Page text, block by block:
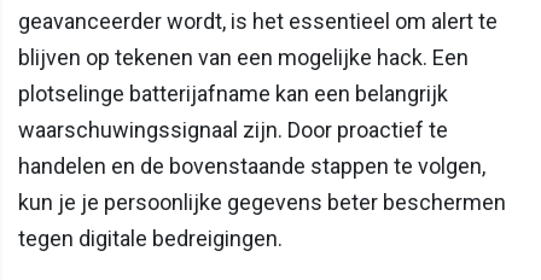
geavanceerder wordt, is het essentieel om alert te
blijven op tekenen van een mogelijke hack. Een
plotselinge batterijafname kan een belangrijk
waarschuwingssignaal zijn. Door proactief te
handelen en de bovenstaande stappen te volgen,
kun je je persoonlijke gegevens beter beschermen
tegen digitale bedreigingen.